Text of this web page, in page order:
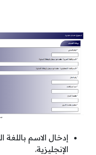
إدخال الاسم باللغة
الإنجليزية.